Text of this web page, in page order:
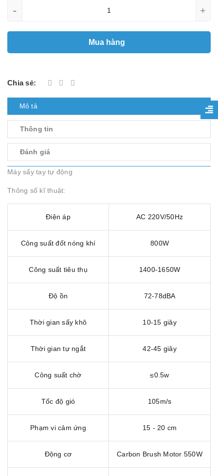
- +
Mua hàng
Chia sẻ:
Mô tả
Thông tin
Đánh giá
Máy sấy tay tự động
Thông số kĩ thuật:
Điện áp AC 220V/50Hz
Công suất đốt nóng khí 800W
Công suất tiêu thụ 1400-1650W
Độ ồn 72-78dBA
Thời gian sấy khô 10-15 giây
Thời gian tự ngắt 42-45 giây
Công suất chờ ≤0.5w
Tốc độ gió 105m/s
Phạm vi cảm ứng 15 - 20 cm
Động cơ Carbon Brush Motor 550W